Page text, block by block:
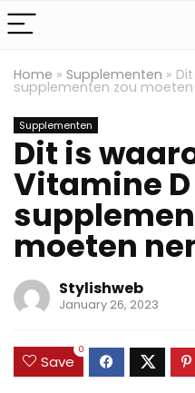
Home » Supplementen »
supplementen zou
Supplementen
Dit is
Vitamine D
moeten
Stylishweb
January 26, 2023
Save
0